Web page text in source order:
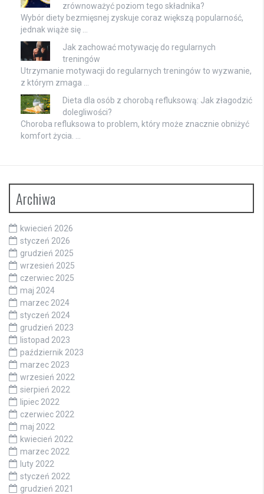
zrównoważyć poziom tego składnika?
Wybór diety bezmięsnej zyskuje coraz większą popularność,
jednak wiąże się …
Jak zachować motywację do regularnych
treningów
Utrzymanie motywacji do regularnych treningów to wyzwanie,
z którym zmaga …
Dieta dla osób z chorobą refluksową: Jak złagodzić
dolegliwości?
Choroba refluksowa to problem, który może znacznie obniżyć
komfort życia. …
Archiwa
kwiecień 2026
styczeń 2026
grudzień 2025
wrzesień 2025
czerwiec 2025
maj 2024
marzec 2024
styczeń 2024
grudzień 2023
listopad 2023
październik 2023
marzec 2023
wrzesień 2022
sierpień 2022
lipiec 2022
czerwiec 2022
maj 2022
kwiecień 2022
marzec 2022
luty 2022
styczeń 2022
grudzień 2021